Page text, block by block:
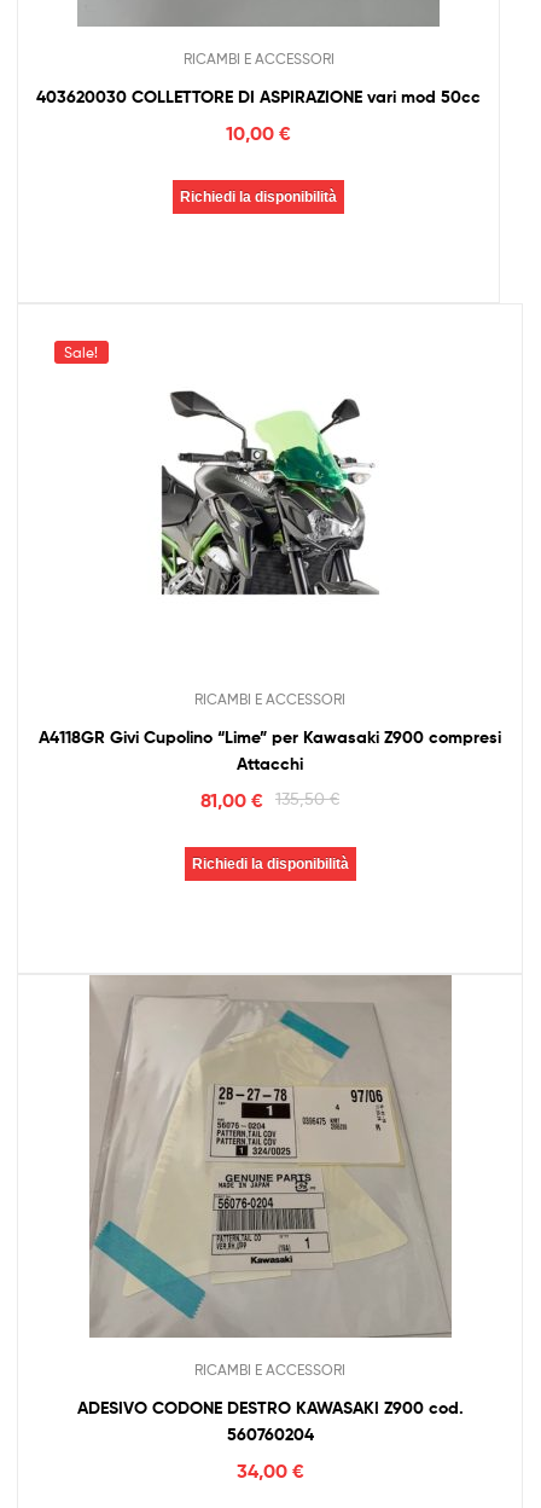
RICAMBI E ACCESSORI
403620030 COLLETTORE DI ASPIRAZIONE vari mod 50cc
10,00 €
Richiedi la disponibilità
Sale!
RICAMBI E ACCESSORI
A4118GR Givi Cupolino “Lime” per Kawasaki Z900 compresi
Attacchi
135,50€
81,00€
Richiedi la disponibilità
RICAMBI E ACCESSORI
ADESIVO CODONE DESTRO KAWASAKI Z900 cod.
560760204
34,00 €